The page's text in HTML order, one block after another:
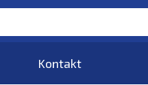
Kontakt